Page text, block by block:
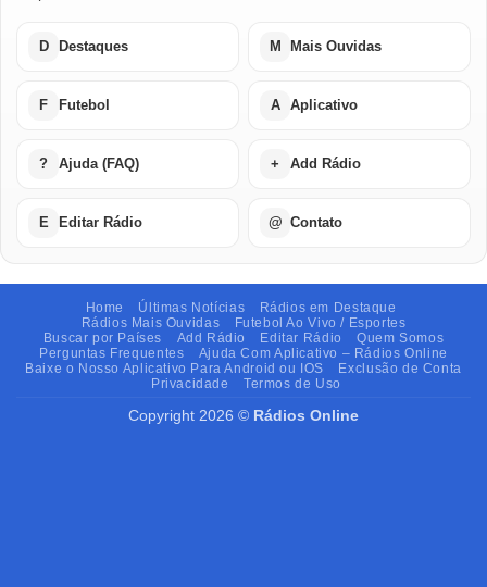
D Destaques M Mais Ouvidas
F Futebol A Aplicativo
? Ajuda (FAQ) + Add Rádio
E Editar Rádio @ Contato
Home Últimas Notícias
Rádios em Destaque
Rádios Mais Ouvidas
Futebol Ao Vivo / Esportes
Buscar por Países
Add Rádio Editar Rádio
Quem Somos
Perguntas Frequentes
Ajuda Com Aplicativo – Rádios Online
Baixe o Nosso Aplicativo Para Android ou IOS
Exclusão de Conta
Privacidade
Termos de Uso
Copyright 2026 © Rádios Online